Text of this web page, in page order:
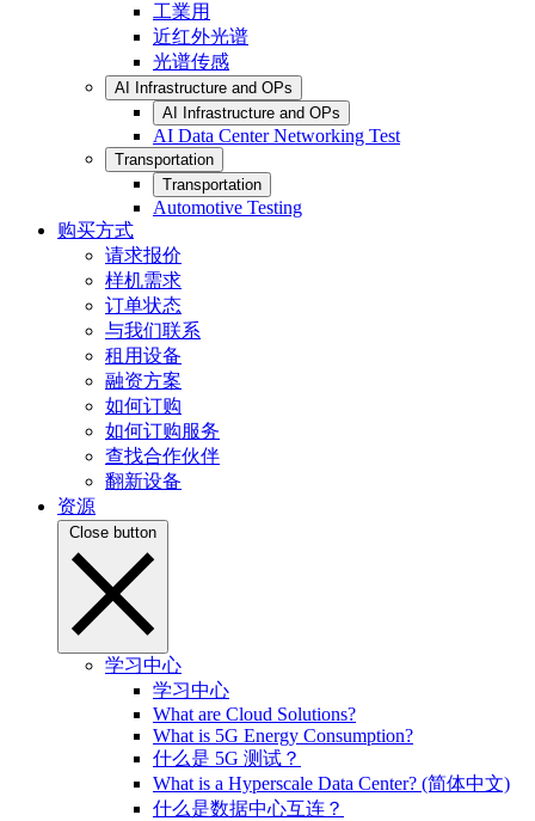
工業用
近红外光谱
光谱传感
AI Infrastructure and OPs
AI Infrastructure and OPs
AI Data Center Networking Test
Transportation
Transportation
Automotive Testing
购买方式
请求报价
样机需求
订单状态
与我们联系
租用设备
融资方案
如何订购
如何订购服务
查找合作伙伴
翻新设备
资源
Close button
学习中心
学习中心
What are Cloud Solutions?
What is 5G Energy Consumption?
什么是 5G 测试？
What is a Hyperscale Data Center? (简体中文)
什么是数据中心互连？